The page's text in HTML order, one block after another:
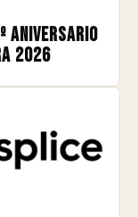
aniversario
2026